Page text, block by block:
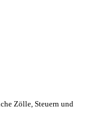
Zölle, Steuern und